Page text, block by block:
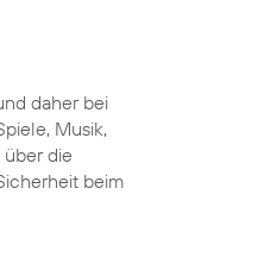
daher bei
Musik,
die
beim